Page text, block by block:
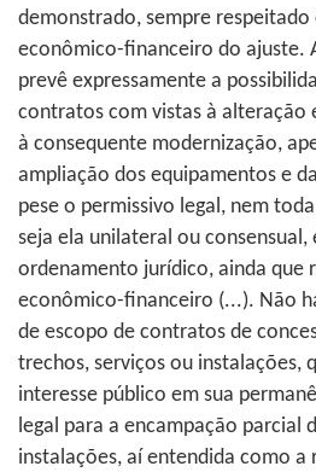
demonstrado, sempre
econômico-financeiro do ajuste.
prevê expressamente a
contratos com vistas à alteração
à consequente modernização,
ampliação dos equipamentos e
pese o permissivo legal, nem
seja ela unilateral ou consensual,
ordenamento jurídico, ainda que
econômico-financeiro (...). Não
de escopo de contratos de
trechos, serviços ou instalações,
interesse público em sua
legal para a encampação parcial
instalações, aí entendida como a
Trabalhe
Contato